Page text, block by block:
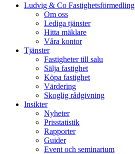
Ludvig & Co Fastighetsförmedling
Om oss
Lediga tjänster
Hitta mäklare
Våra kontor
Tjänster
Fastigheter till salu
Sälja fastighet
Köpa fastighet
Värdering
Skoglig rådgivning
Insikter
Nyheter
Prisstatistik
Rapporter
Guider
Event och seminarium